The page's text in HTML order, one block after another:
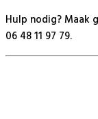
Hulp nodig? Maak
06 48 11 97 79.